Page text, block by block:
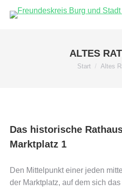
ALTES
Sie befinden
Start Altes
Das historische
Marktplatz 1
Den Mittelpunkt einer jeden
der Marktplatz, auf dem sich